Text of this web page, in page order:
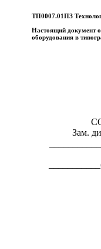
ТП0007.01ПЗ
Настоящий документ
оборудования в
Зам.